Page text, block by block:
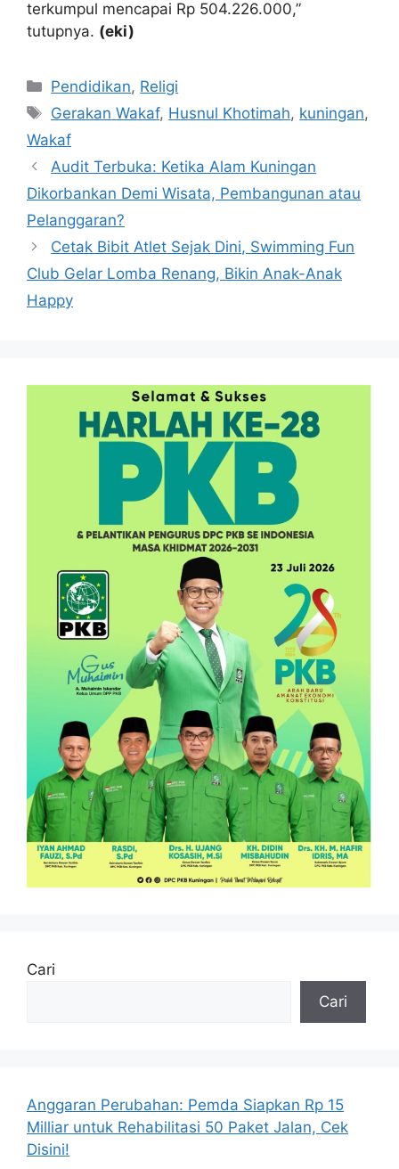
terkumpul mencapai Rp 504.226.000,”
tutupnya. (eki)
Kategori
Pendidikan, Religi
Tag
Gerakan Wakaf, Husnul Khotimah, kuningan,
Wakaf
Audit Terbuka: Ketika Alam Kuningan
Dikorbankan Demi Wisata, Pembangunan atau
Pelanggaran?
Cetak Bibit Atlet Sejak Dini, Swimming Fun
Club Gelar Lomba Renang, Bikin Anak-Anak
Happy
Cari
Cari
Anggaran Perubahan: Pemda Siapkan Rp 15
Milliar untuk Rehabilitasi 50 Paket Jalan, Cek
Disini!